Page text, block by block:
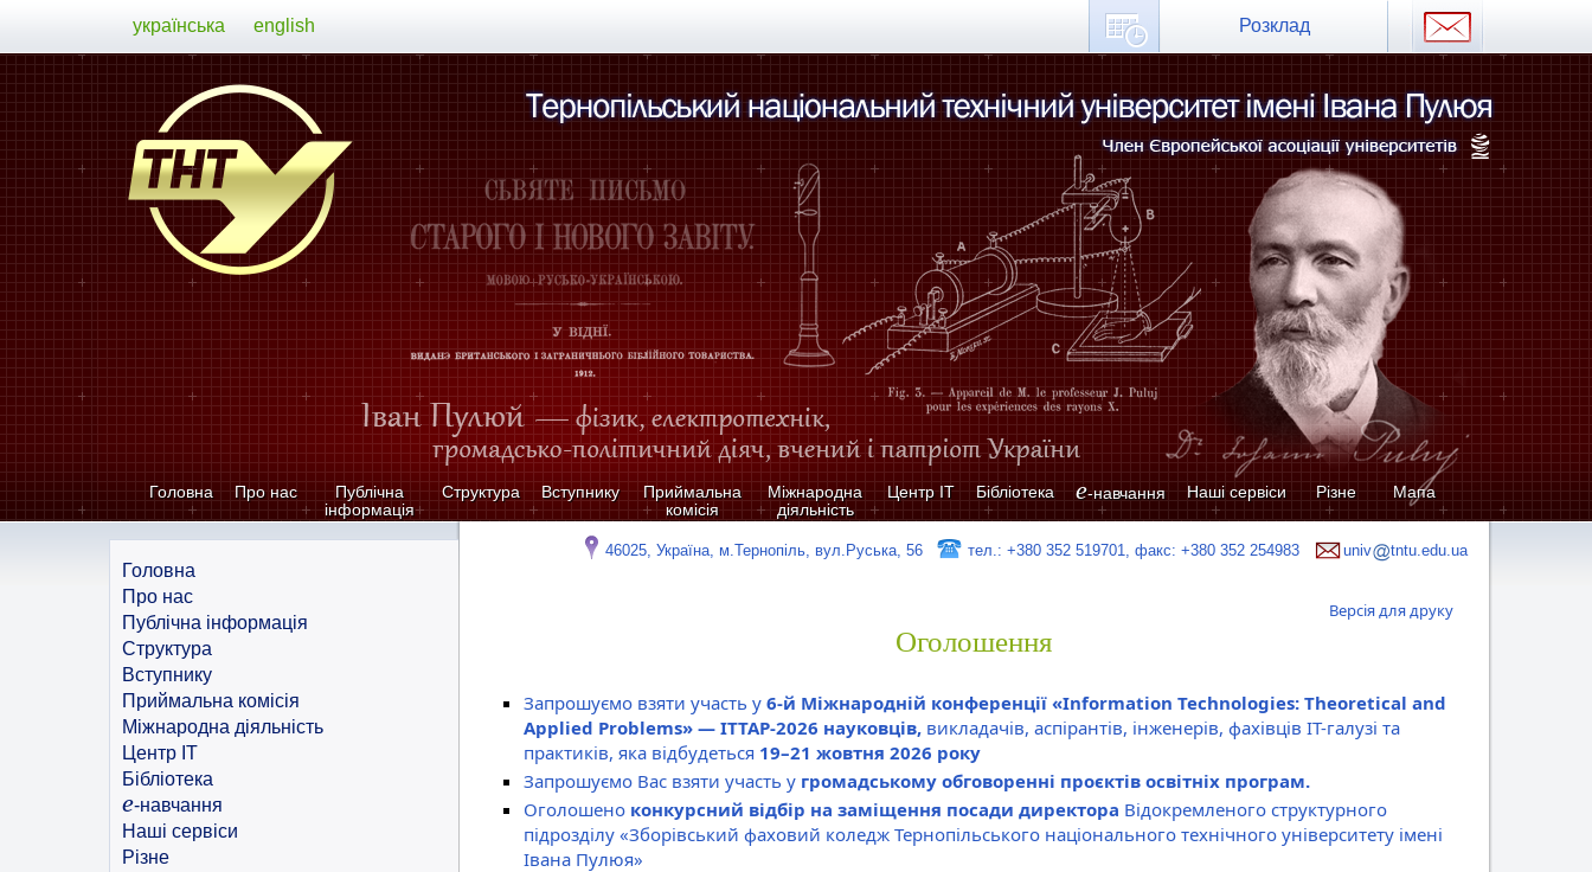
Розклад
українська english
Головна Про нас
Публічна
інформація
Структура Вступнику
Приймальна
комісія
Міжнародна
діяльність
Центр ІТ Бібліотека e-навчання Наші сервіси Різне Мапа
Головна
Про нас
Публічна інформація
Структура
Вступнику
Приймальна комісія
Міжнародна діяльність
Центр ІТ
Бібліотека
e-навчання
Наші сервіси
Різне
46025, Україна, м.Тернопіль, вул.Руська, 56 тел.: +380 352 519701, факс: +380 352 254983 univ tntu.edu.ua
Версія для друку
Оголошення
Запрошуємо взяти участь у 6-й Міжнародній конференції «Information Technologies: Theoretical and
Applied Problems» — ITTAP-2026 науковців, викладачів, аспірантів, інженерів, фахівців ІТ-галузі та
практиків, яка відбудеться 19–21 жовтня 2026 року
Запрошуємо Вас взяти участь у громадському обговоренні проєктів освітніх програм.
Оголошено конкурсний відбір на заміщення посади директора Відокремленого структурного
підрозділу «Зборівський фаховий коледж Тернопільського національного технічного університету імені
Івана Пулюя»